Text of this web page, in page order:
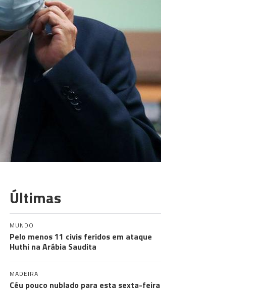
Últimas
MUNDO
Pelo menos 11 civis feridos em ataque
Huthi na Arábia Saudita
MADEIRA
Céu pouco nublado para esta sexta-feira